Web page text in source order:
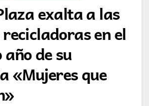
exalta a las
en el
de su
«Mujeres que